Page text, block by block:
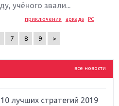
учёного звали...
приключения аркада PC
7 8 9 >
все новости
Labo, South Park и
ругать
лучших стратегий 2019